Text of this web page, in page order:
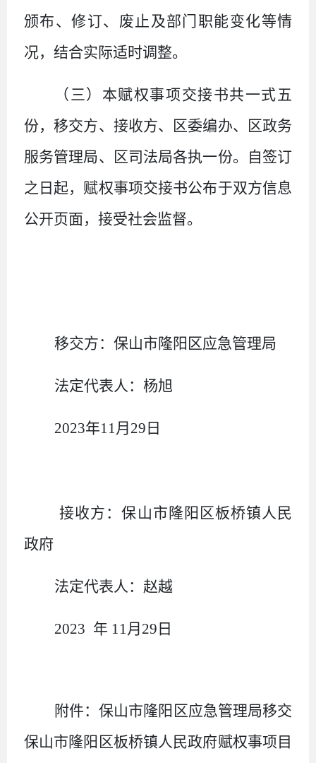
颁布、修订、废止及部门职能变化等情
况，结合实际适时调整。
（三） 本赋权事项交接书共一式五
份，移交方、 接收方、 区委编办、
区政务
服务管理局、区司法局各执一份。自签订
之日起，赋权事项交接书公布于双方信息
公开页面，接受社会监督。
移交方： 保山市隆阳区应急管理局
法定代表人： 杨旭
2023年11 月 29 日
接收方：保山市隆阳区板桥镇人民
政府
法定代表人： 赵越
2023 年 11 月 29 日
附件：保山市隆阳区应急管理局移交
保山市隆阳区板桥镇人民政府赋权事项目